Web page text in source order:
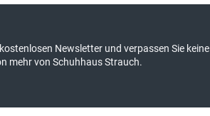
Newsletter und verpassen Sie keine
mehr von Schuhhaus Strauch.